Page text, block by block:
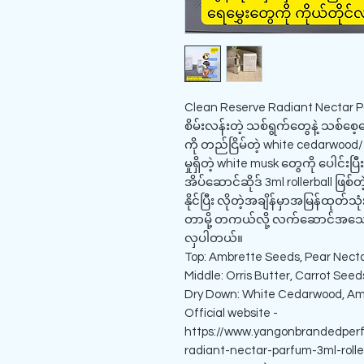
Clean Reserve Radiant Nectar
စိမ်းလန်းတဲ့ သစ်ရွက်တွေနဲ့ သစ်စေ့တွ
ကို တည်ငြိမ်တဲ့ white cedarwood/
မှုရှိတဲ့ white musk တွေကို ပေါင်းပ
အိပ်ဆောင်ဆိုဒ် 3ml rollerball ဖ
နိုင်ပြီး လိုတဲ့အချိန်မှာအမြန်ထုတ်
တာမို့ တကယ်လို့ လက်ဆောင်အသေ
လှပါတယ်။
Top: Ambrette Seeds, Pear
Middle: Orris Butter, Carrot
Dry Down: White Cedarwood,
Official website -
https://
radiant-nectar-parfum-3ml-